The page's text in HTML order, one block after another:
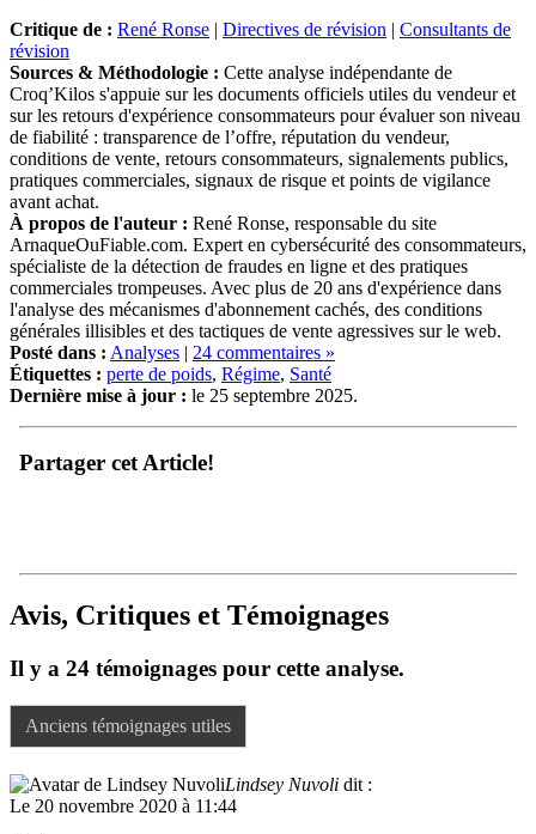
Critique de : René Ronse | Directives de révision | Consultants de
révision
Sources & Méthodologie : Cette analyse indépendante de
Croq’Kilos s'appuie sur les documents officiels utiles du vendeur et
sur les retours d'expérience consommateurs pour évaluer son niveau
de fiabilité : transparence de l’offre, réputation du vendeur,
conditions de vente, retours consommateurs, signalements publics,
pratiques commerciales, signaux de risque et points de vigilance
avant achat.
À propos de l'auteur : René Ronse, responsable du site
ArnaqueOuFiable.com. Expert en cybersécurité des consommateurs,
spécialiste de la détection de fraudes en ligne et des pratiques
commerciales trompeuses. Avec plus de 20 ans d'expérience dans
l'analyse des mécanismes d'abonnement cachés, des conditions
générales illisibles et des tactiques de vente agressives sur le web.
Posté dans : Analyses | 24 commentaires »
Étiquettes : perte de poids, Régime, Santé
Dernière mise à jour : le 25 septembre 2025.
Partager cet Article!
Avis, Critiques et Témoignages
Il y a 24 témoignages pour cette analyse.
Anciens témoignages utiles
Lindsey Nuvoli dit :
Le 20 novembre 2020 à 11:44